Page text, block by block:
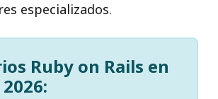
especializados.
Ruby on Rails en